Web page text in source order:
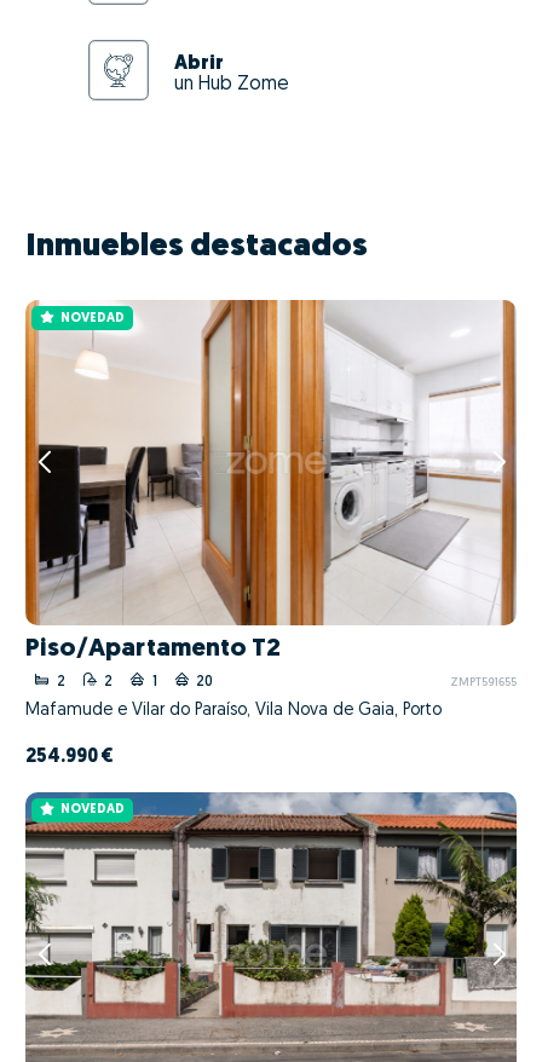
Abrir
un Hub Zome
Inmuebles destacados
NOVEDAD
Piso/Apartamento T2
2 2 1 20 ZMPT591655
Mafamude e Vilar do Paraíso, Vila Nova de Gaia, Porto
254.990 €
NOVEDAD